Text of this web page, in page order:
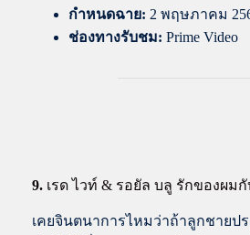
กำหนดฉาย: 2 พฤษภาคม
ช่องทางรับชม: Prime Video
9. เรด ไวท์ & รอยัล บลู รักของผมกั
เคยจินตนาการไหมว่าถ้าลูกชายป